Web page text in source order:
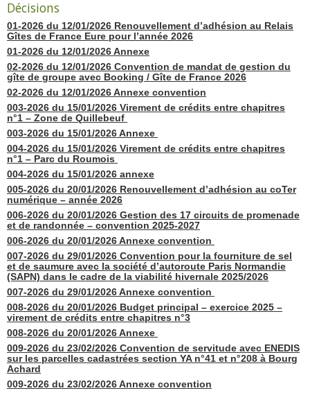
Décisions
01-2026 du 12/01/2026 Renouvellement d’adhésion au Relais
Gîtes de France Eure pour l’année 2026
01-2026 du 12/01/2026 Annexe
02-2026 du 12/01/2026 Convention de mandat de gestion du
gîte de groupe avec Booking / Gîte de France 2026
02-2026 du 12/01/2026 Annexe convention
003-2026 du 15/01/2026 Virement de crédits entre chapitres
n°1 – Zone de Quillebeuf
003-2026 du 15/01/2026 Annexe
004-2026 du 15/01/2026 Virement de crédits entre chapitres
n°1 – Parc du Roumois
004-2026 du 15/01/2026 annexe
005-2026 du 20/01/2026 Renouvellement d’adhésion au coTer
numérique – année 2026
006-2026 du 20/01/2026 Gestion des 17 circuits de promenade
et de randonnée – convention 2025-2027
006-2026 du 20/01/2026 Annexe convention
007-2026 du 29/01/2026 Convention pour la fourniture de sel
et de saumure avec la société d’autoroute Paris Normandie
(SAPN) dans le cadre de la viabilité hivernale 2025/2026
007-2026 du 29/01/2026 Annexe convention
008-2026 du 20/01/2026 Budget principal – exercice 2025 –
virement de crédits entre chapitres n°3
008-2026 du 20/01/2026 Annexe
009-2026 du 23/02/2026 Convention de servitude avec ENEDIS
sur les parcelles cadastrées section YA n°41 et n°208 à Bourg
Achard
009-2026 du 23/02/2026 Annexe convention